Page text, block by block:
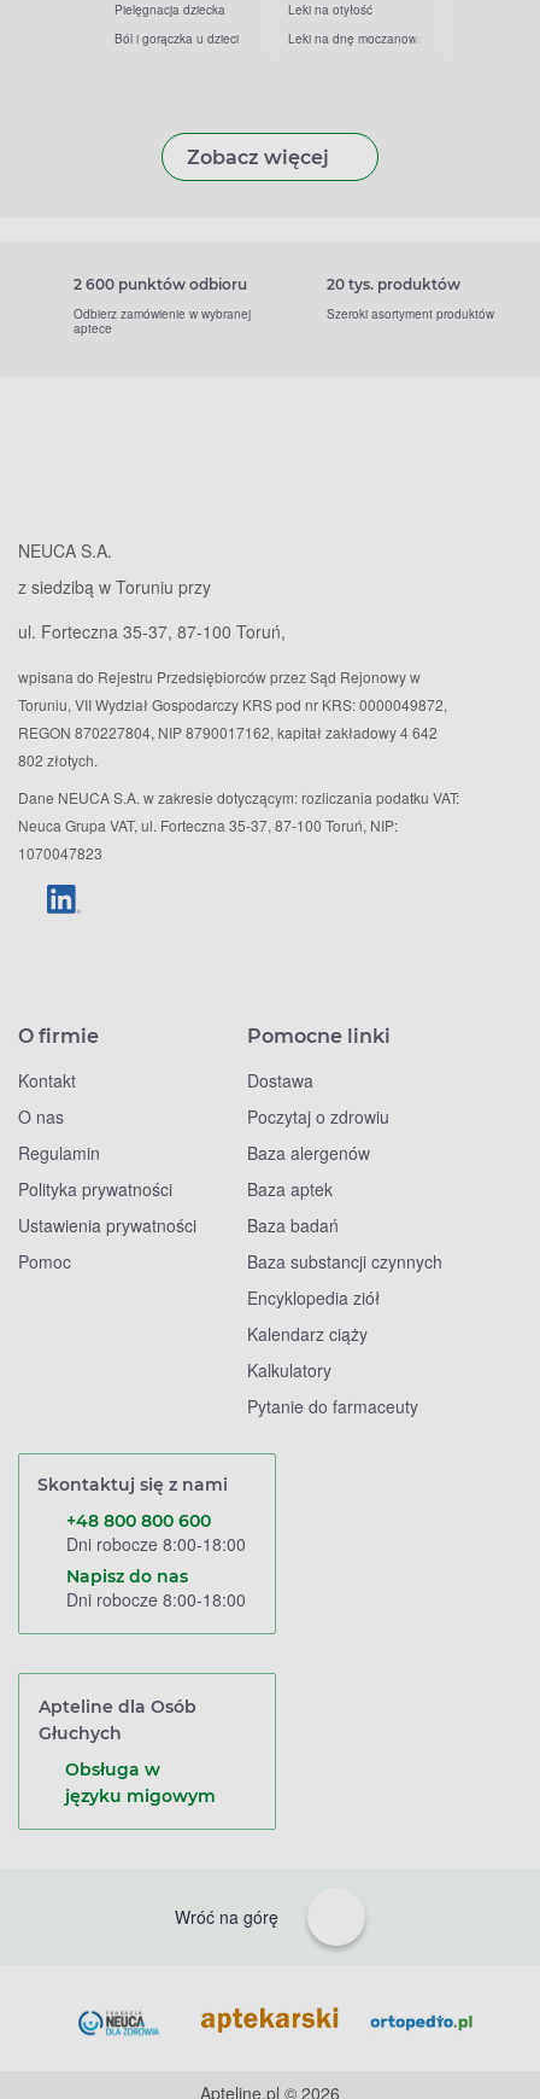
Pielęgnacja dziecka
Ból i gorączka u dzieci
Leki na otyłość
Leki na dnę moczanową
Zobacz więcej
2 600 punktów odbioru
Odbierz zamówienie w wybranej
aptece
20 tys. produktów
Szeroki asortyment produktów
NEUCA S.A.
z siedzibą w Toruniu przy
ul. Forteczna 35-37, 87-100 Toruń,
wpisana do Rejestru Przedsiębiorców przez Sąd Rejonowy w
Toruniu, VII Wydział Gospodarczy KRS pod nr KRS: 0000049872,
REGON 870227804, NIP 8790017162, kapitał zakładowy 4 642
802 złotych.
Dane NEUCA S.A. w zakresie dotyczącym: rozliczania podatku VAT:
Neuca Grupa VAT, ul. Forteczna 35-37, 87-100 Toruń, NIP:
1070047823
O firmie
Kontakt
O nas
Regulamin
Polityka prywatności
Ustawienia prywatności
Pomoc
Pomocne linki
Dostawa
Poczytaj o zdrowiu
Baza alergenów
Baza aptek
Baza badań
Baza substancji czynnych
Encyklopedia ziół
Kalendarz ciąży
Kalkulatory
Pytanie do farmaceuty
Skontaktuj się z nami
+48 800 800 600
Dni robocze 8:00-18:00
Napisz do nas
Dni robocze 8:00-18:00
Apteline dla Osób
Głuchych
Obsługa w
języku migowym
Wróć na górę
Apteline.pl © 2026